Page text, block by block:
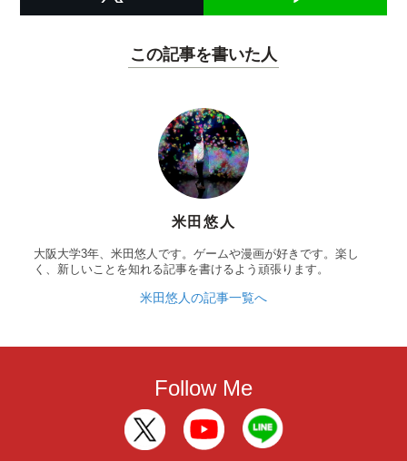
この記事を書いた人
米田悠人
大阪大学3年、米田悠人です。ゲームや漫画が好きです。楽し
く、新しいことを知れる記事を書けるよう頑張ります。
米田悠人の記事一覧へ
Follow Me